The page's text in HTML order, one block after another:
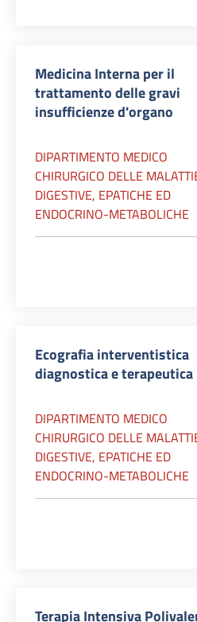
Medicina Interna per il
trattamento delle gravi
insufficienze d'organo
DIPARTIMENTO MEDICO
CHIRURGICO DELLE
DIGESTIVE, EPATICHE ED
ENDOCRINO-METABOLICHE
Ecografia interventistica
diagnostica e terapeutica
DIPARTIMENTO MEDICO
CHIRURGICO DELLE
DIGESTIVE, EPATICHE ED
ENDOCRINO-METABOLICHE
Terapia Intensiva